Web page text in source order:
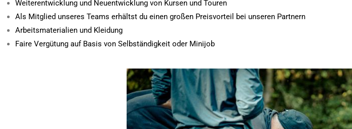
Weiterentwicklung und Neuentwicklung von Kursen und Touren
Als Mitglied unseres Teams erhältst du einen großen Preisvorteil bei unseren Partnern
Arbeitsmaterialien und Kleidung
Faire Vergütung auf Basis von Selbständigkeit oder Minijob